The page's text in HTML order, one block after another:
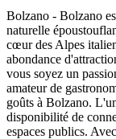
Bolzano - Bolzano
naturelle
cœur des Alpes
abondance
vous soyez un
amateur de
goûts à Bolzano.
disponibilité de
espaces publics.